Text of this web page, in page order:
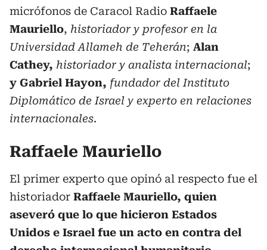
micrófonos de Caracol Radio Raffaele
Mauriello, historiador y profesor en la
Universidad Allameh de Teherán; Alan
Cathey, historiador y analista internacional;
y Gabriel Hayon, fundador del Instituto
Diplomático de Israel y experto en relaciones
internacionales.
Raffaele Mauriello
El primer experto que opinó al respecto fue el
historiador Raffaele Mauriello, quien
aseveró que lo que hicieron Estados
Unidos e Israel fue un acto en contra del